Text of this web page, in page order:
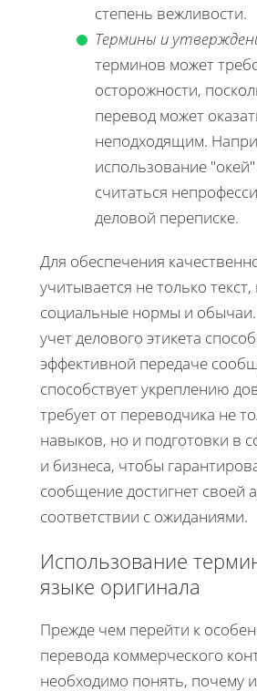
степень вежливости.
Термины и
терминов может
осторожности,
перевод может
неподходящим.
использование
считаться
деловой переписке.
Для обеспечения
учитывается не только текст,
социальные нормы и
учет делового этикета
эффективной передаче
способствует укреплению
требует от переводчика не
навыков, но и подготовки в
и бизнеса, чтобы
сообщение достигнет своей
соответствии с ожиданиями.
Использование
языке оригинала
Прежде чем перейти к
перевода коммерческого
необходимо понять, почему